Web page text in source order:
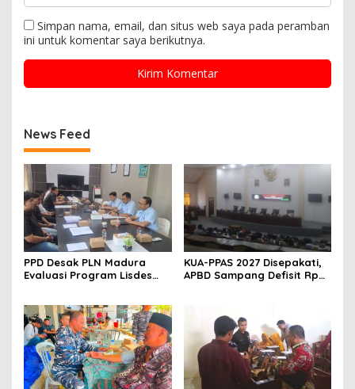
Simpan nama, email, dan situs web saya pada peramban
ini untuk komentar saya berikutnya.
News Feed
PPD Desak PLN Madura
Evaluasi Program Lisdes
KUA-PPAS 2027 Disepakati,
APBD Sampang Defisit Rp